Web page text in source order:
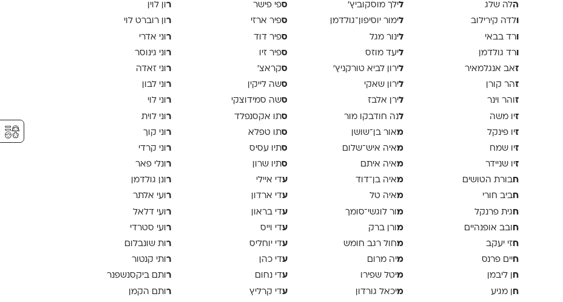
הִלה שלג
ולדה קירילוב
ורד בבאי
רד גולדמן
זאב אנגלמאיר
זהר קורן
זוהר וינר
זיו משה
זיו פינקל
זיו שמח
זיו שניידר
חבורת הטושים
חביב חורי
חגית פרנקל
ח ובב אופנהיים
חזי יעקב
חיים פרנס
ח ן ליבמן
ח ן מגיע
לילך מוסקוביץ'
לימור יוסיפון־גולדמן
לינור מגל
ליעד מוזס
לירון לביא טורקניץ׳
לירון שאקי
לירן אלבז
לנה חודבקו מור
מאור בן־שושן
מאיה איש־שלום
מאיה איתם
מאיה בן־דוד
מאיה טל
מ ור לוגשי־סומך
מ ורן ברק
מחול רגב חומש
מיה מרום
מיטל שפירו
מיכאל גורדון
ספי פישר
ספיר ארזי
ספיר דוד
ספיר זיו
סקראצ׳
סשה לייקין
סשה סמידוצקי
סתו אקסנפלד
סתו טפלא
סתיו עסיס
סתיו שרון
עדי איילי
עדי ארדון
עדי בראון
עדי וייס
עדי יוחליס
עדי כהן
עדי נחום
עדי קרליץ
רון לוין
רון רוברט לוי
רוני אדרי
רוני גינוסר
רוני זאדה
רוני לבון
רוני לוי
רוני לוית
רוני קוך
רוני קרדי
רונלי פאר
רונן גולדמן
רועי אלתר
רועי דלאל
רועי סטרדי
רות שונבלום
רותי קנטור
רותם ביקסנשפנר
רותם הקמן
⚥︎